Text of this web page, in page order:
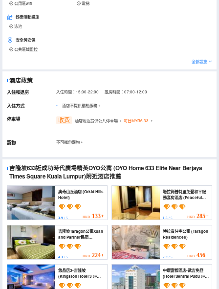
公用區wifi 電梯
娛樂活動設施
泳池
安全與安保
公共區域監控
全部設施
酒店政策
入住和退房 入住時間：15:00-22:00 退房時間：07:00-12:00
入住方式 酒店不提供櫃枱服務。
停車場 收费 酒店附近提供公共停車場 ， 每日MYR6.33 。
寵物 不可攜帶寵物。
吉隆坡633近成功時代廣場精英OYO公寓(OYO Home 633 Elite Near Berjaya
Times Square Kuala Lumpur)附近酒店推薦
奧奇山丘酒店 (Orkid Hills
Hotel)
3.9 / 5 HKD 133+
塔拉崗普特里免登和平服
務套房酒店 (Peaceful
Service Suites at
Taragon Puteri Bintang)
1.5/ 5 HKD 285+
吉隆坡Taragon公寓Xuan
and Partner民宿
(Taragon by Xuan and
Partner)
4.3 / 5 HKD 224+
特拉貢住宅公寓 (Taragon
Residences)
2.9/ 5 HKD 456+
悠品居3-吉隆坡
(Kingston Hotel 3 @
Kuala Lumpur)
中環富都酒店-武吉免登
(Hotel Sentral Pudu @
City Centre / Bukit